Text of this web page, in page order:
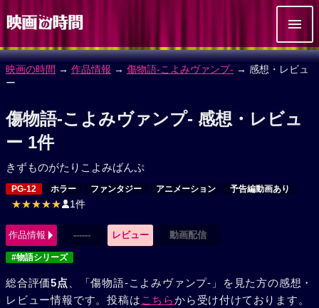
映画の時間 → 作品情報 → 傷物語‐こよみヴァンプ‐ → 感想・レビュ
ー
傷物語‐こよみヴァンプ‐ 感想・レビュ
ー 1件
きずものがたりこよみばんぷ
PG-12 ホラー ファンタジー アニメーション 予告編動画あり
★★★★★ 1件
作品情報 ------ レビュー 動画配信
#物語シリーズ
総合評価5点 、「傷物語‐こよみヴァンプ‐」を見た方の感想・
レビュー情報です。投稿は こちらから受け付けております。